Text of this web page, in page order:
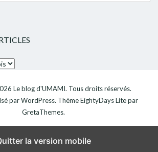
Le blog d'UMAMI. Tous droits réservés.
parWordPress. ThèmeEightyDays Litepar
GretaThemes.
la version mobile